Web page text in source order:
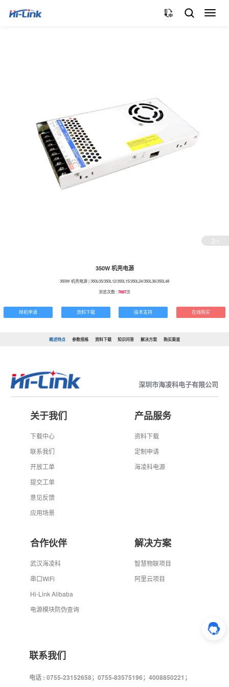
切
2 /1
350W 机壳电源
350W 机壳电源 | 350L05/350L12/350L15/350L24/350L36/350L48
浏览次数 :7667次
样机申请 资料下载 技术支持 在线购买
概述特点 参数规格 资料下载 知识问答 解决方案 购买渠道
深圳市海凌科电子有限公司
关于我们
下载中心
联系我们
开放工单
提交工单
意见反馈
应用场景
产品服务
资料下载
定制申请
海凌科电源
合作伙伴
武汉海凌科
串口WiFi
Hi-Link Alibaba
电源模块防伪查询
解决方案
智慧物联项目
阿里云项目
联系我们
电话 : 0755-23152658；0755-83575196；4008850221；